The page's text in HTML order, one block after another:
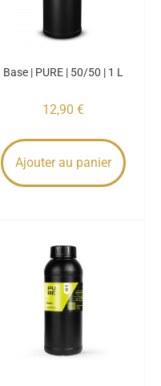
Base | PURE | 50/50 | 1 L
12,90 €
Ajouter au panier